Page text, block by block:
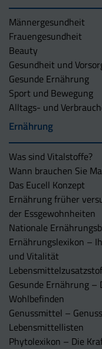
Männergesundheit
Frauengesundheit
Beauty
Gesundheit und
Gesunde Ernährung
Sport und Bewegung
Alltags- und
Ernährung
Was sind Vitalstoffe?
Wann brauchen Sie
Das Eucell Konzept
Ernährung früher
der Essgewohnheiten
Nationale
Ernährungslexikon –
und Vitalität
Gesunde Ernährung
Wohlbefinden
Genussmittel –
Lebensmittellisten
Phytolexikon – Die